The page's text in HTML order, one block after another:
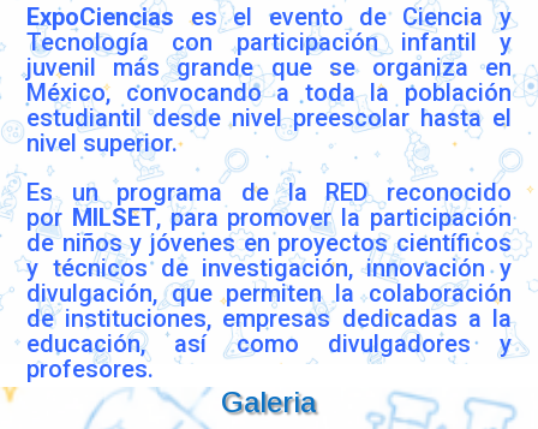
ExpoCienciases el evento de Ciencia y
Tecnología con participación infantil y
juvenil más grande que se organiza en
México, convocando a toda la población
estudiantil desde nivel preescolar hasta el
nivel superior.
Es un programa de la RED reconocido
por MILSET, para promover la participación
de niños y jóvenes en proyectos científicos
y técnicos de investigación, innovación y
divulgación, que permiten la colaboración
de instituciones, empresas dedicadas a la
educación, así como divulgadores y
profesores.
Galeria